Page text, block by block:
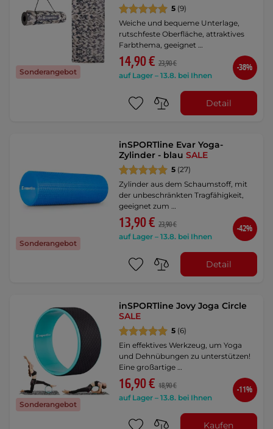
Sonderangebot
5 (9)
Weiche und bequeme Unterlage,
rutschfeste Oberfläche, attraktives
Farbthema, geeignet …
14,90 € 23,90 €
auf Lager – 13.8. bei Ihnen
-38%
Detail
Sonderangebot
inSPORTline Evar Yoga-
Zylinder - blauSALE
5 (27)
Zylinder aus dem Schaumstoff, mit
der unbeschränkten Tragfähigkeit,
geeignet zum …
13,90 € 23,90 €
auf Lager – 13.8. bei Ihnen
-42%
Detail
Sonderangebot
inSPORTline Jovy Joga Circle
SALE
5 (6)
Ein effektives Werkzeug, um Yoga
und Dehnübungen zu unterstützen!
Eine großartige …
16,90 € 18,90 €
auf Lager – 13.8. bei Ihnen
-11%
Kaufen